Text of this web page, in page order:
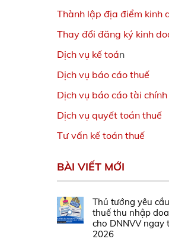
Thành lập địa điểm kinh
Thay đổi đăng ký kinh
Dịch vụ kế toán
Dịch vụ báo cáo thuế
Dịch vụ báo cáo tài chính
Dịch vụ quyết toán thuế
Tư vấn kế toán thuế
BÀI VIẾT MỚI
Thủ tướng yêu
thuế thu nhập
cho DNNVV ngay
2026